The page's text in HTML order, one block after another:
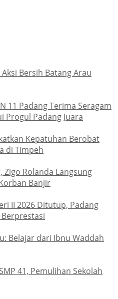
Bersih Batang Arau
11 Padang Terima Seragam
Progul Padang Juara
Kepatuhan Berobat
di Timpeh
Zigo Rolanda Langsung
Banjir
II 2026 Ditutup, Padang
Berprestasi
Belajar dari Ibnu Waddah
41, Pemulihan Sekolah